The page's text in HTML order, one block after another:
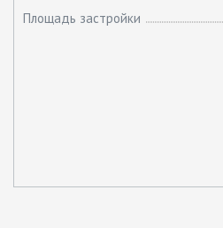
Площадь застройки